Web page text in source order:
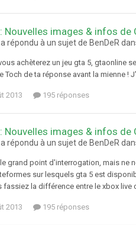
Nouvelles images & infos de
répondu à un sujet de BenDeR
achèterez un jeu gta 5, gtaonline
Toch de ta réponse avant la mienne !
2013 195 réponses
Nouvelles images & infos de
répondu à un sujet de BenDeR
grand point d'interrogation, mais ne
sur lesquels gta 5 est
fassiez la différence entre le xbox live
2013 195 réponses